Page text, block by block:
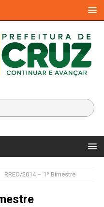
RREO/2014 – 1º Bimestre